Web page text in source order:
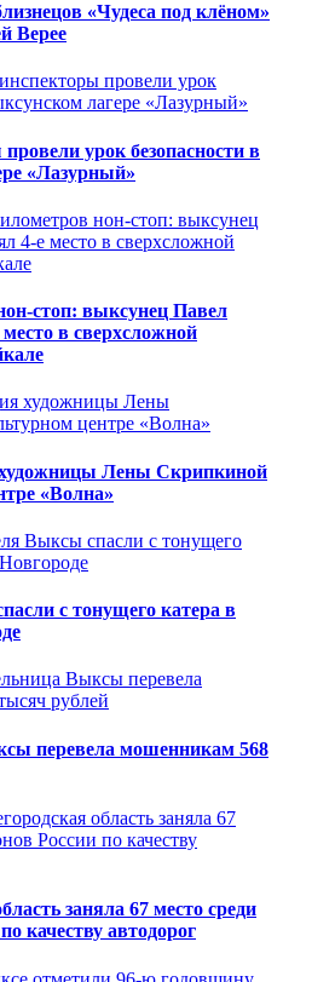
«Чудеса под клёном»
Верее
урок безопасности в
«Лазурный»
стоп: выксунец Павел
в сверхсложной
Лены Скрипкиной
«Волна»
с тонущего катера в
перевела мошенникам 568
заняла 67 место среди
качеству автодорог